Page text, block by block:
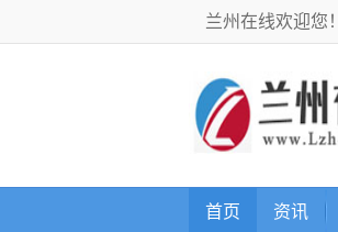
兰州在线欢迎您！
首页 资讯